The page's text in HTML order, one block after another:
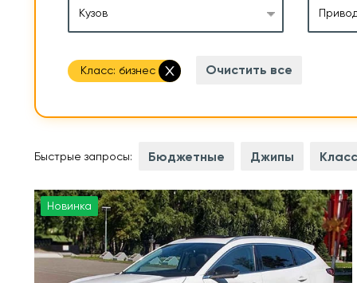
Кузов Привод
Класс: бизнес Очистить все
Быстрые запросы: Бюджетные Джипы
Новинка
Мощность двигателя
192
Объем двигателя
2,0